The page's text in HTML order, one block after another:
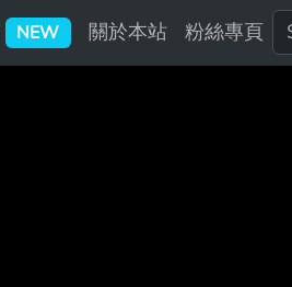
NEW 關於本站 粉絲專頁